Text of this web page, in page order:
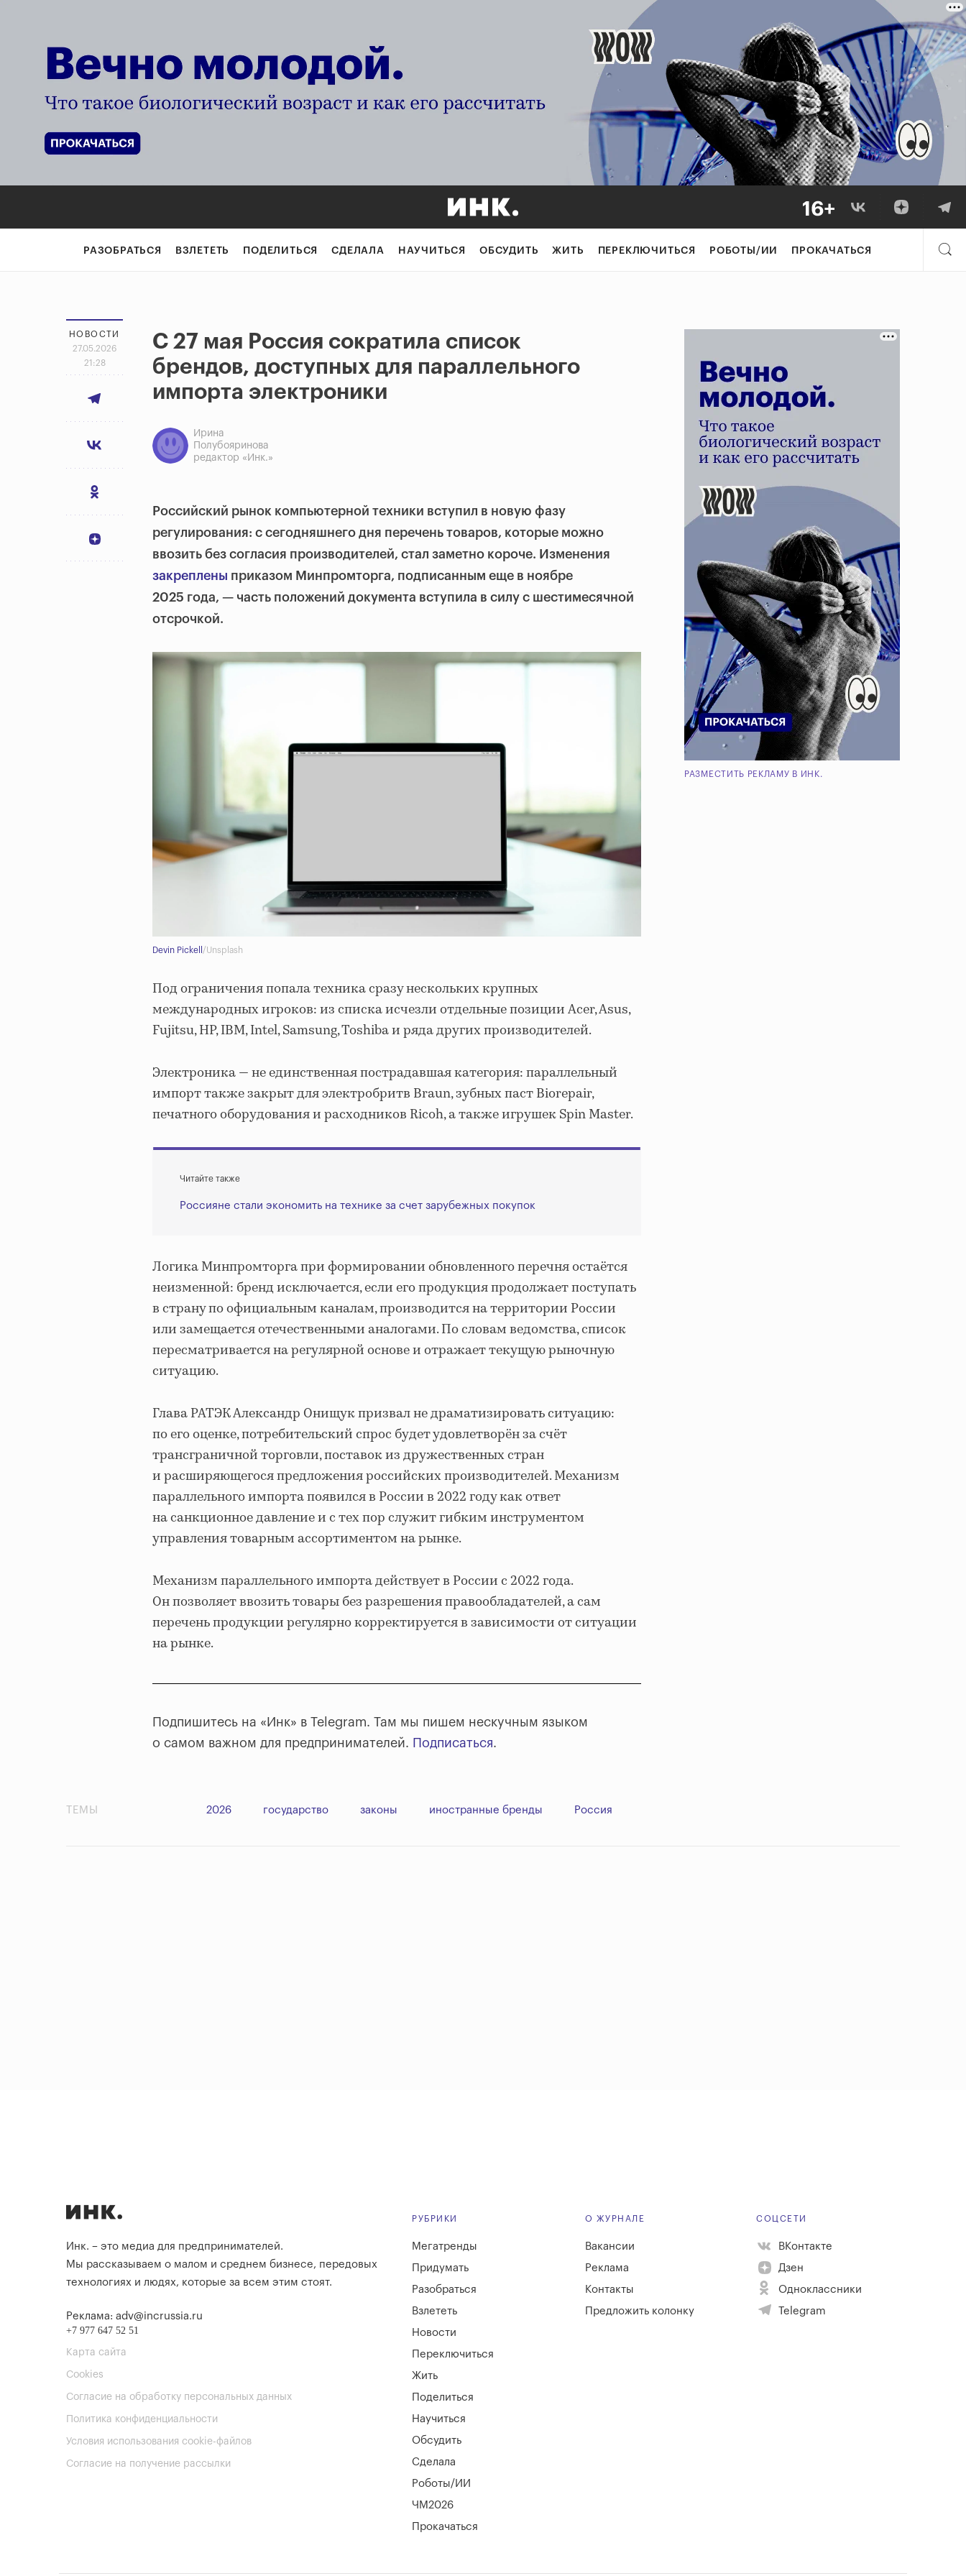
РАЗОБРАТЬСЯ ВЗЛЕТЕТЬ ПОДЕЛИТЬСЯ СДЕЛАЛА НАУЧИТЬСЯ ОБСУДИТЬ ЖИТЬ ПЕРЕКЛЮЧИТЬСЯ РОБОТЫ/ИИ ПРОКАЧАТЬСЯ
НОВОСТИ
27.05.2026
21:28
С 27 мая Россия сократила список
брендов, доступных для параллельного
импорта электроники
Ирина
Полубояринова
редактор «Инк.»
Российский рынок компьютерной техники вступил в новую фазу
регулирования: с сегодняшнего дня перечень товаров, которые можно
ввозить без согласия производителей, стал заметно короче. Изменения
закреплены приказом Минпромторга, подписанным еще в ноябре
2025 года, — часть положений документа вступила в силу с шестимесячной
отсрочкой.
Devin Pickell /Unsplash
Под ограничения попала техника сразу нескольких крупных
международных игроков: из списка исчезли отдельные позиции Acer, Asus,
Fujitsu, HP, IBM, Intel, Samsung, Toshiba и ряда других производителей.
Электроника — не единственная пострадавшая категория: параллельный
импорт также закрыт для электробритв Braun, зубных паст Biorepair,
печатного оборудования и расходников Ricoh, а также игрушек Spin Master.
Читайте также
Россияне стали экономить на технике за счет зарубежных покупок
Логика Минпромторга при формировании обновленного перечня остаётся
неизменной: бренд исключается, если его продукция продолжает поступать
в страну по официальным каналам, производится на территории России
или замещается отечественными аналогами. По словам ведомства, список
пересматривается на регулярной основе и отражает текущую рыночную
ситуацию.
Глава РАТЭК Александр Онищук призвал не драматизировать ситуацию:
по его оценке, потребительский спрос будет удовлетворён за счёт
трансграничной торговли, поставок из дружественных стран
и расширяющегося предложения российских производителей. Механизм
параллельного импорта появился в России в 2022 году как ответ
на санкционное давление и с тех пор служит гибким инструментом
управления товарным ассортиментом на рынке.
Механизм параллельного импорта действует в России с 2022 года.
Он позволяет ввозить товары без разрешения правообладателей, а сам
перечень продукции регулярно корректируется в зависимости от ситуации
на рынке.
Подпишитесь на «Инк» в Telegram. Там мы пишем нескучным языком
о самом важном для предпринимателей. Подписаться.
РАЗМЕСТИТЬ РЕКЛАМУ В ИНК.
ТЕМЫ 2026 государство законы иностранные бренды Россия
Инк. – это медиа для предпринимателей.
Мы рассказываем о малом и среднем бизнесе, передовых
технологиях и людях, которые за всем этим стоят.
Реклама: adv@incrussia.ru
+7 977 647 52 51
Карта сайта
Cookies
Согласие на обработку персональных данных
Политика конфиденциальности
Условия использования cookie-файлов
Согласие на получение рассылки
РУБРИКИ
Мегатренды
Придумать
Разобраться
Взлететь
Новости
Переключиться
Жить
Поделиться
Научиться
Обсудить
Сделала
Роботы/ИИ
ЧМ2026
Прокачаться
О ЖУРНАЛЕ
Вакансии
Реклама
Контакты
Предложить колонку
СОЦСЕТИ
ВКонтакте
Дзен
Одноклассники
Telegram